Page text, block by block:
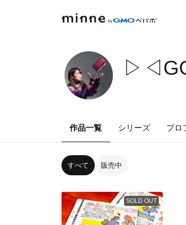
作品一覧 シリーズ プロ
すべて 販売中
SOLD OUT